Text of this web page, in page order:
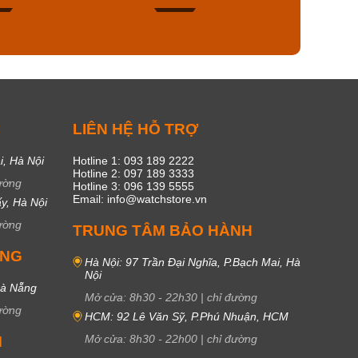
Hà Nội
Hà Nội
Nẵng
LIÊN HỆ HỖ TRỢ
Hotline 1: 093 189 2222
Hotline 2: 097 189 3333
Hotline 3: 096 139 5555
Email: info@watchstore.vn
TRUNG TÂM BẢO HÀNH
Hà Nội: 97 Trần Đại Nghĩa, P.Bạch Mai, Hà
Nội
Mở cửa: 8h30 - 22h30 | chỉ đường
HCM: 92 Lê Văn Sỹ, P.Phú Nhuận, HCM
Mở cửa: 8h30 - 22h00 | chỉ đường